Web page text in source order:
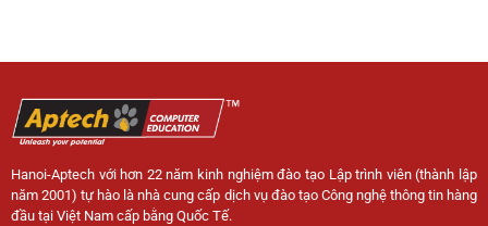
Hanoi-Aptech với hơn 22 năm kinh nghiệm đào tạo Lập trình viên (thành lập
năm 2001) tự hào là nhà cung cấp dịch vụ đào tạo Công nghệ thông tin hàng
đầu tại Việt Nam cấp bằng Quốc Tế.